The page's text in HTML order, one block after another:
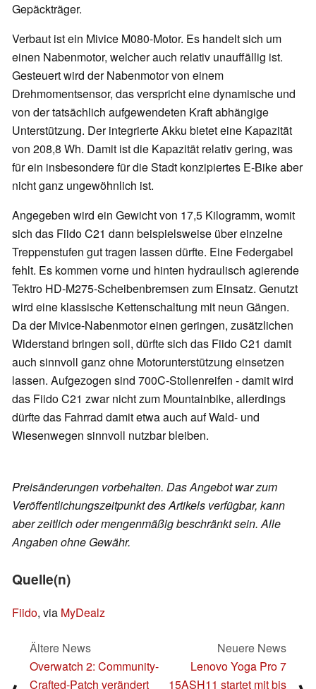
Gepäckträger.
Verbaut ist ein Mivice M080-Motor. Es handelt sich um
einen Nabenmotor, welcher auch relativ unauffällig ist.
Gesteuert wird der Nabenmotor von einem
Drehmomentsensor, das verspricht eine dynamische und
von der tatsächlich aufgewendeten Kraft abhängige
Unterstützung. Der integrierte Akku bietet eine Kapazität
von 208,8 Wh. Damit ist die Kapazität relativ gering, was
für ein insbesondere für die Stadt konzipiertes E-Bike aber
nicht ganz ungewöhnlich ist.
Angegeben wird ein Gewicht von 17,5 Kilogramm, womit
sich das Fiido C21 dann beispielsweise über einzelne
Treppenstufen gut tragen lassen dürfte. Eine Federgabel
fehlt. Es kommen vorne und hinten hydraulisch agierende
Tektro HD-M275-Scheibenbremsen zum Einsatz. Genutzt
wird eine klassische Kettenschaltung mit neun Gängen.
Da der Mivice-Nabenmotor einen geringen, zusätzlichen
Widerstand bringen soll, dürfte sich das Fiido C21 damit
auch sinnvoll ganz ohne Motorunterstützung einsetzen
lassen. Aufgezogen sind 700C-Stollenreifen - damit wird
das Fiido C21 zwar nicht zum Mountainbike, allerdings
dürfte das Fahrrad damit etwa auch auf Wald- und
Wiesenwegen sinnvoll nutzbar bleiben.
Preisänderungen vorbehalten. Das Angebot war zum
Veröffentlichungszeitpunkt des Artikels verfügbar, kann
aber zeitlich oder mengenmäßig beschränkt sein. Alle
Angaben ohne Gewähr.
Quelle(n)
Fiido, via MyDealz
Ältere News
Overwatch 2: Community-
Crafted-Patch verändert
Neuere News
Lenovo Yoga Pro 7
15ASH11 startet mit bis